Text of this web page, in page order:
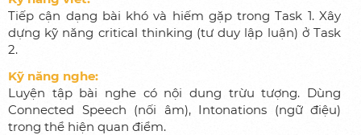
Liên hệ
Tiếp cận dạng bài khó và hiếm gặp trong Task 1. Xây
dựng kỹ năng critical thinking (tư duy lập luận) ở Task
2.
Kỹ năng nghe:
Luyện tập bài nghe có nội dung trừu tượng. Dùng
Connected Speech (nối âm), Intonations (ngữ điệu)
trong thể hiện quan điểm.